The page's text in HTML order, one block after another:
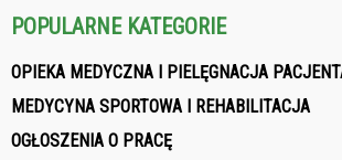
POPULARNE KATEGORIE
OPIEKA MEDYCZNA I PIELĘGNACJA
MEDYCYNA SPORTOWA I REHABILITACJA
OGŁOSZENIA O PRACĘ